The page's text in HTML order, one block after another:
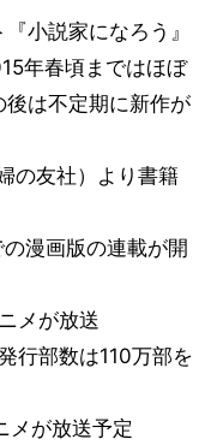
小説家になろう』
年春頃まではほぼ
は不定期に新作が
の友社）より書籍
漫画版の連載が開
メが放送
行部数は110万部を
メが放送予定